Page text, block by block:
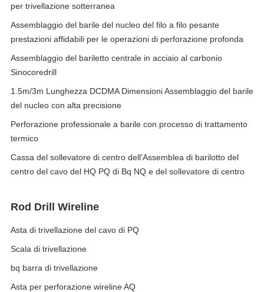
per trivellazione sotterranea
Assemblaggio del barile del nucleo del filo a filo pesante
prestazioni affidabili per le operazioni di perforazione profonda
Assemblaggio del bariletto centrale in acciaio al carbonio
Sinocoredrill
1.5m/3m Lunghezza DCDMA Dimensioni Assemblaggio del barile
del nucleo con alta precisione
Perforazione professionale a barile con processo di trattamento
termico
Cassa del sollevatore di centro dell'Assemblea di barilotto del
centro del cavo del HQ PQ di Bq NQ e del sollevatore di centro
Rod Drill Wireline
Asta di trivellazione del cavo di PQ
Scala di trivellazione
bq barra di trivellazione
Asta per perforazione wireline AQ